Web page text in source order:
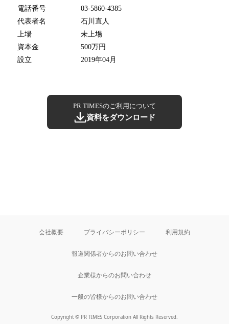
電話番号
03-5860-4385
代表者名
石川直人
上場
未上場
資本金
500万円
設立
2019年04月
PR TIMESのご利用について
資料をダウンロード
会社概要 プライバシーポリシー 利用規約
報道関係者からのお問い合わせ
企業様からのお問い合わせ
一般の皆様からのお問い合わせ
Copyright © PR TIMES Corporation All Rights Reserved.